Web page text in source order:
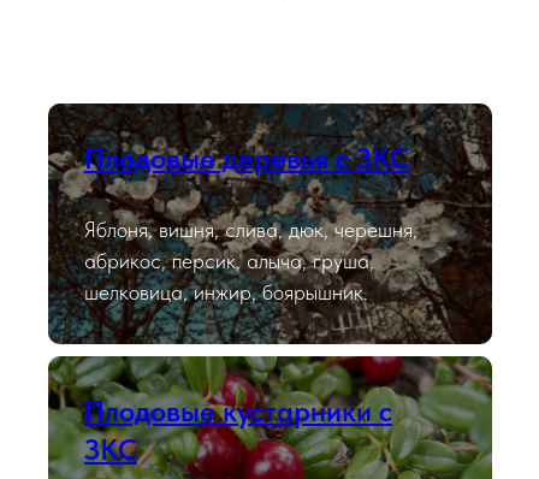
Плодовые деревья с ЗКС
Яблоня, вишня, слива, дюк, черешня,
абрикос, персик, алыча, груша,
шелковица, инжир, боярышник.
Плодовые кустарники с
ЗКС